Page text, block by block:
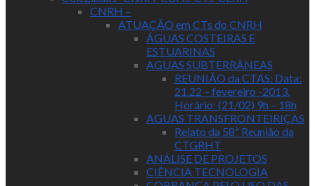
CNRH –
ATUAÇÃO em CTs do CNRH
ÁGUAS COSTEIRAS E
ESTUARINAS
AGUAS SUBTERRÂNEAS
REUNIÃO da CTAS: Data:
21.22 – fevereiro -2013.
Horário: (21/02) 9h – 18h
AGUAS TRANSFRONTEIRIÇAS
Relato da 58ª Reunião da
CTGRHT
ANÁLISE DE PROJETOS
CIÊNCIA TECNOLOGIA